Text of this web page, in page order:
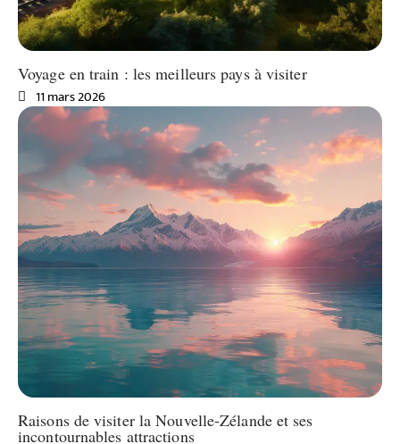
Voyage en train : les meilleurs pays à visiter
11 mars 2026
Raisons de visiter la Nouvelle-Zélande et ses
incontournables attractions